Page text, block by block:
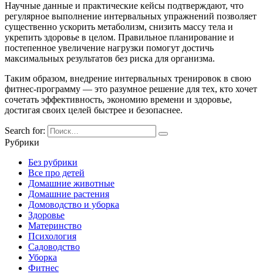
Научные данные и практические кейсы подтверждают, что
регулярное выполнение интервальных упражнений позволяет
существенно ускорить метаболизм, снизить массу тела и
укрепить здоровье в целом. Правильное планирование и
постепенное увеличение нагрузки помогут достичь
максимальных результатов без риска для организма.
Таким образом, внедрение интервальных тренировок в свою
фитнес-программу — это разумное решение для тех, кто хочет
сочетать эффективность, экономию времени и здоровье,
достигая своих целей быстрее и безопаснее.
Search for:
Рубрики
Без рубрики
Все про детей
Домашние животные
Домашние растения
Домоводство и уборка
Здоровье
Материнство
Психология
Садоводство
Уборка
Фитнес